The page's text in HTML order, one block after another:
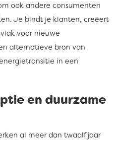
ook andere consumenten
Je bindt je klanten, creëert
voor nieuwe
alternatieve bron van
in een
en duurzame
al meer dan twaalf jaar